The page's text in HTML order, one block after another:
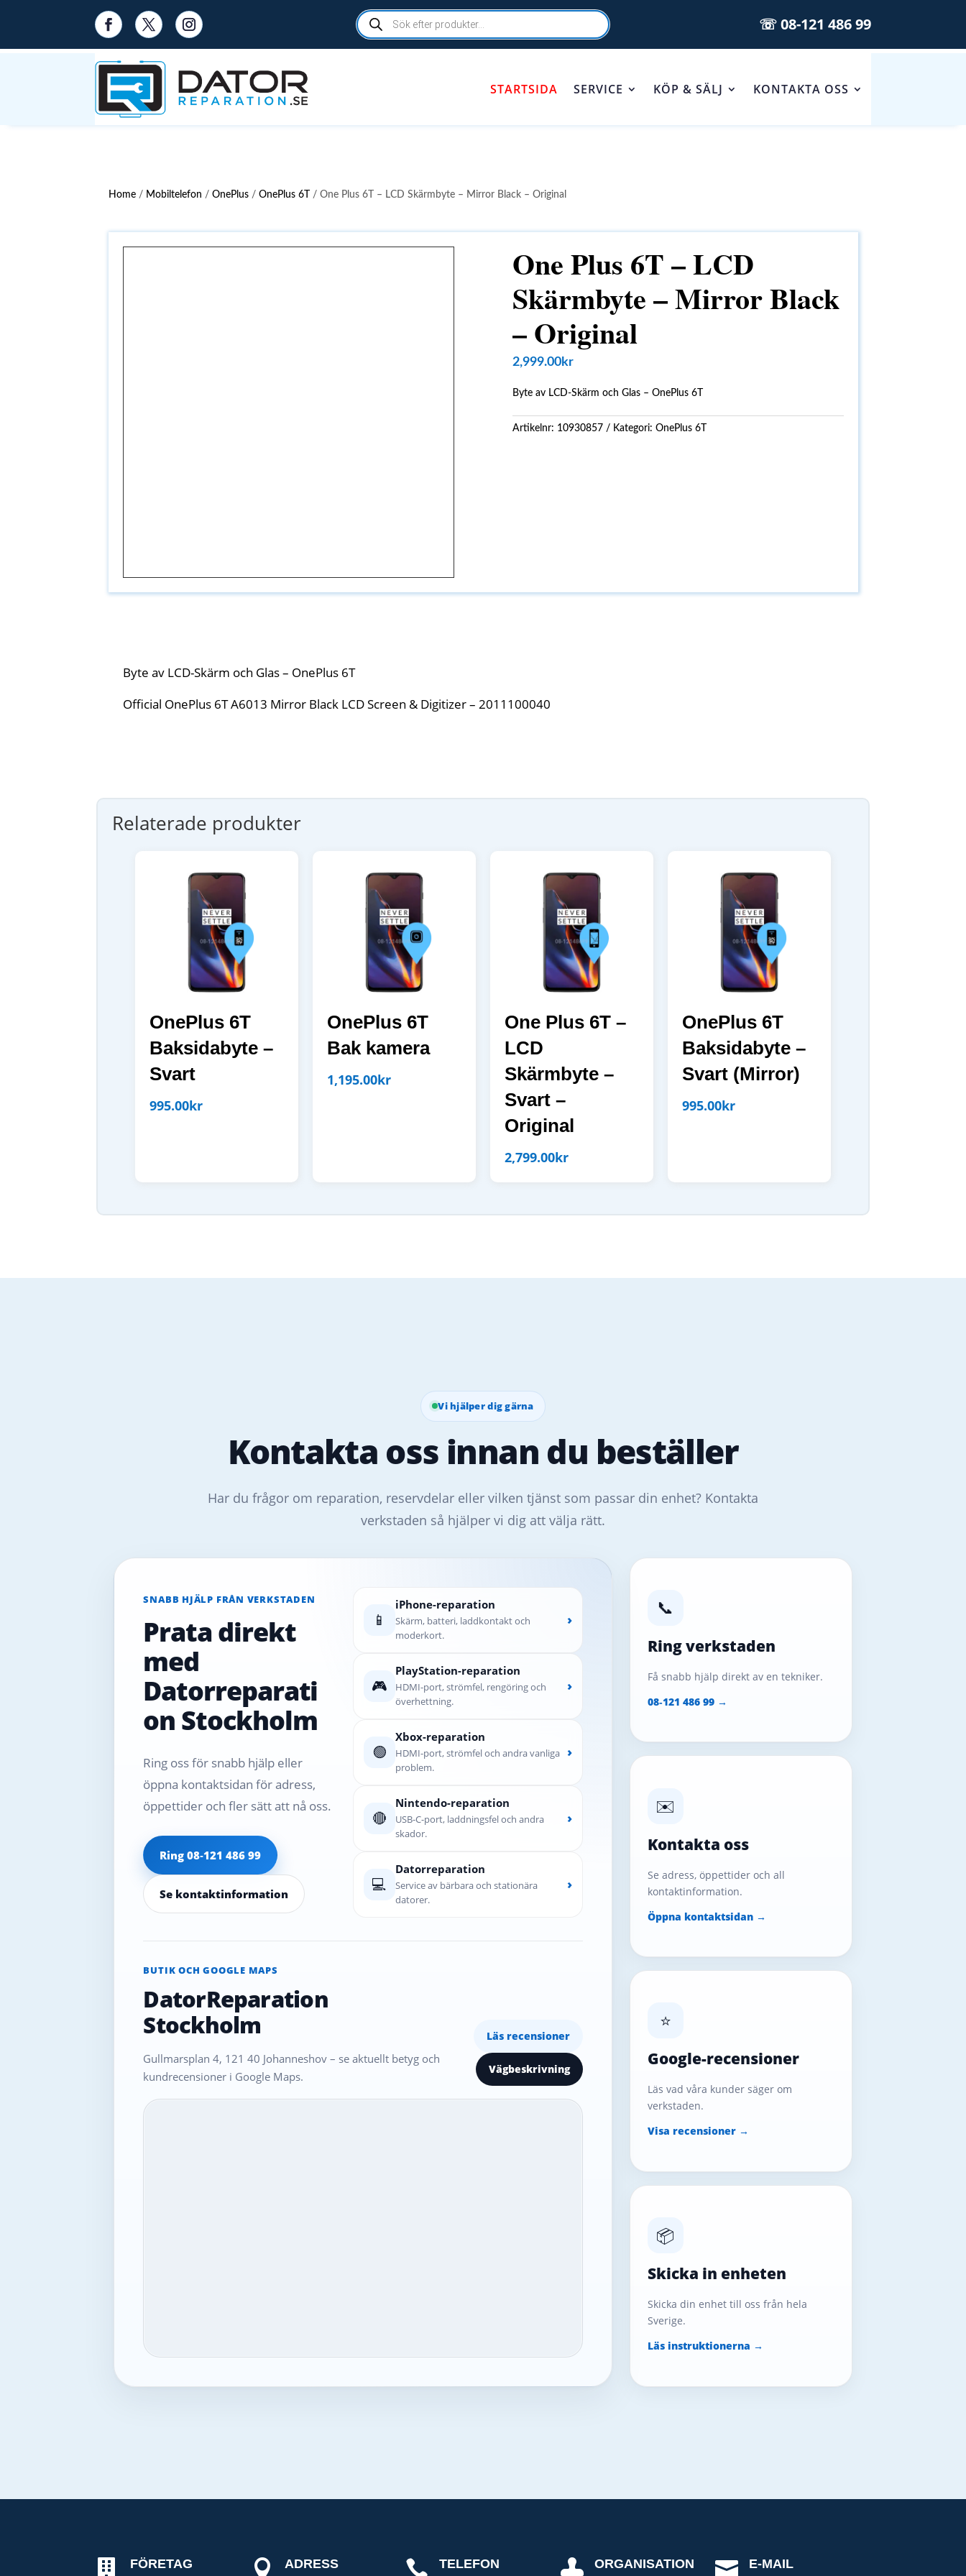
Products
search ☏ 08-121 486 99
STARTSIDA SERVICE KÖP & SÄLJ KONTAKTA OSS
Home / Mobiltelefon /OnePlus /OnePlus 6T / One Plus 6T – LCD Skärmbyte – Mirror Black – Original
One Plus 6T – LCD
Skärmbyte – Mirror Black
– Original
2,999.00kr
Byte av LCD-Skärm och Glas – OnePlus 6T
Artikelnr: 10930857 Kategori: OnePlus 6T
Byte av LCD-Skärm och Glas – OnePlus 6T
Official OnePlus 6T A6013 Mirror Black LCD Screen & Digitizer – 2011100040
Relaterade produkter
OnePlus 6T
Baksidabyte –
Svart
995.00kr
OnePlus 6T
Bak kamera
1,195.00kr
One Plus 6T –
LCD
Skärmbyte –
Svart –
Original
2,799.00kr
OnePlus 6T
Baksidabyte –
Svart (Mirror)
995.00kr
Vi hjälper dig gärna
Kontakta oss innan du beställer
Har du frågor om reparation, reservdelar eller vilken tjänst som passar din enhet? Kontakta
verkstaden så hjälper vi dig att välja rätt.
SNABB HJÄLP FRÅN VERKSTADEN
Prata direkt
med
Datorreparati
on Stockholm
Ring oss för snabb hjälp eller
öppna kontaktsidan för adress,
öppettider och fler sätt att nå oss.
Ring 08‑121 486 99
Se kontaktinformation
📱
iPhone-reparation
Skärm, batteri, laddkontakt och
moderkort.
›
🎮
PlayStation-reparation
HDMI-port, strömfel, rengöring och
överhettning.
›
🟢
Xbox-reparation
HDMI-port, strömfel och andra vanliga
problem.
›
🔴
Nintendo-reparation
USB-C-port, laddningsfel och andra
skador.
›
💻
Datorreparation
Service av bärbara och stationära
datorer.
›
BUTIK OCH GOOGLE MAPS
DatorReparation
Stockholm
Gullmarsplan 4, 121 40 Johanneshov – se aktuellt betyg och
kundrecensioner i Google Maps.
Läs recensioner
Vägbeskrivning
📞
Ring verkstaden
Få snabb hjälp direkt av en tekniker.
08‑121 486 99 →
✉️
Kontakta oss
Se adress, öppettider och all
kontaktinformation.
Öppna kontaktsidan →
⭐
Google-recensioner
Läs vad våra kunder säger om
verkstaden.
Visa recensioner →
📦
Skicka in enheten
Skicka din enhet till oss från hela
Sverige.
Läs instruktionerna →
 FÖRETAG  ADRESS  TELEFON  ORGANISATION  E-MAIL